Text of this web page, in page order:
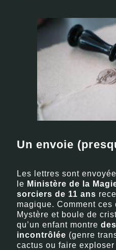
Un envoie
Les lettres sont
le Ministère de la
sorciers de 11 ans
magique. Comment
Mystère et boule de
qu’un enfant montre
incontrôlée (genre
cactus ou faire